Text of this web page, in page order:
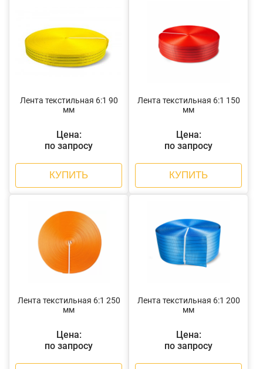
Лента текстильная 6:1 90
мм
Цена:
по запросу
КУПИТЬ
Лента текстильная 6:1 150
мм
Цена:
по запросу
КУПИТЬ
Лента текстильная 6:1 250
мм
Цена:
по запросу
Лента текстильная 6:1 200
мм
Цена:
по запросу